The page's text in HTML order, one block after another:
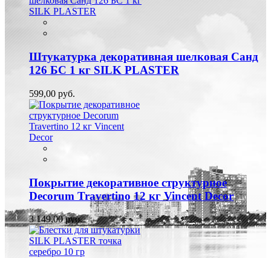
Штукатурка декоративная шелковая Санд
126 БС 1 кг SILK PLASTER
599,00 руб.
Покрытие декоративное структурное
Decorum Travertino 12 кг Vincent Decor
3 149,00 руб.